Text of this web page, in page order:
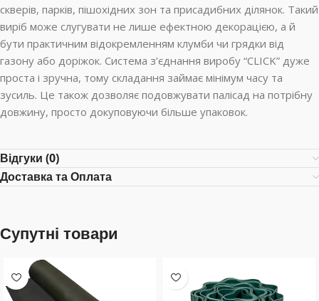
скверів, парків, пішохідних зон та присадибних ділянок. Такий
виріб може слугувати не лише ефектною декорацією, а й
бути практичним відокремленням клумби чи грядки від
газону або доріжок. Система з’єднання виробу “CLICK” дуже
проста і зручна, тому складання займає мінімум часу та
зусиль. Це також дозволяє подовжувати палісад на потрібну
довжину, просто докуповуючи більше упаковок.
Відгуки (0)
Доставка та Оплата
Супутні товари